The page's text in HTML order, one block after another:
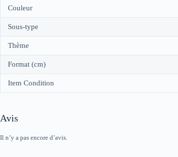
Couleur
Sous-type
Thème
Format (cm)
Item Condition
Avis
Il n’y a pas encore d’avis.